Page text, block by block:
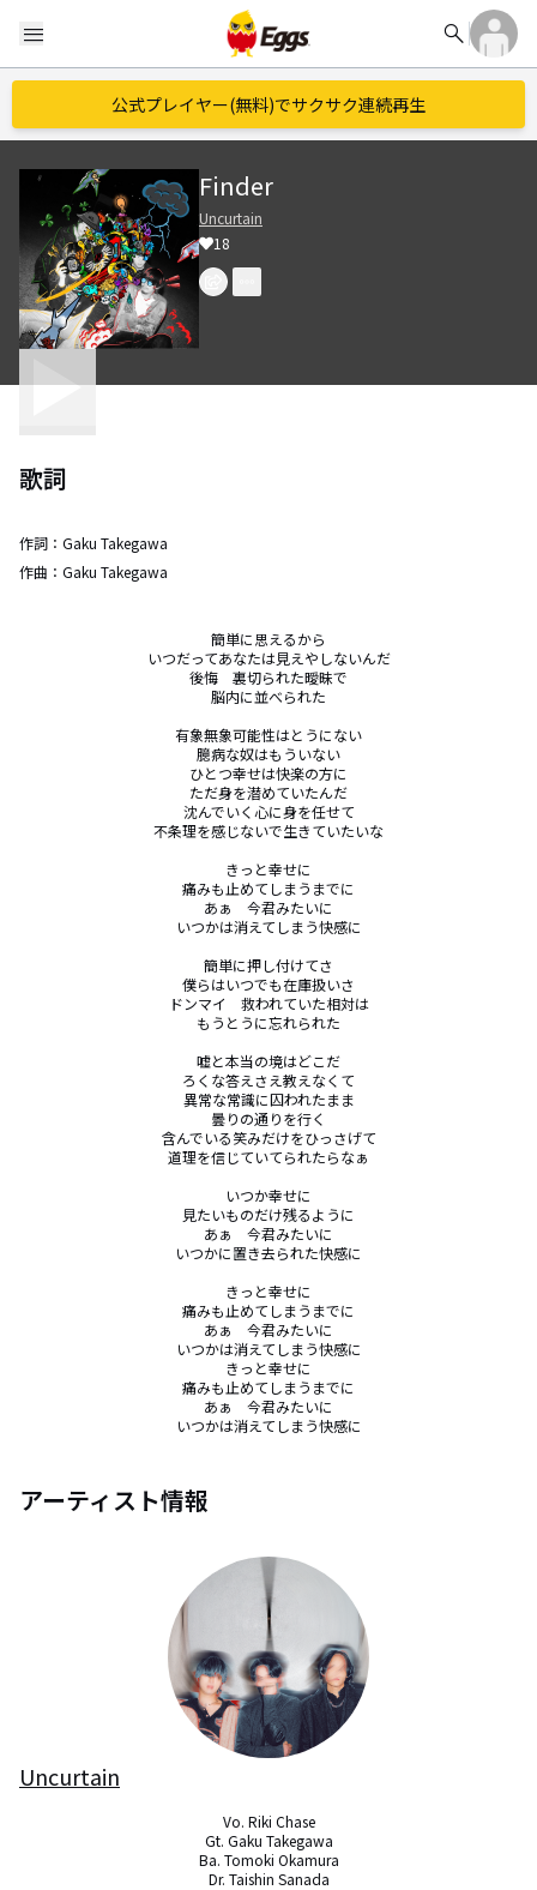
menu search
公式プレイヤー(無料)でサクサク連続再生
Finder
Uncurtain
18
歌詞
作詞： Gaku Takegawa
作曲： Gaku Takegawa
簡単に思えるから
いつだってあなたは見えやしないんだ
後悔　裏切られた曖昧で
脳内に並べられた
有象無象可能性はとうにない
臆病な奴はもういない
ひとつ幸せは快楽の方に
ただ身を潜めていたんだ
沈んでいく心に身を任せて
不条理を感じないで生きていたいな
きっと幸せに
痛みも止めてしまうまでに
あぁ　今君みたいに
いつかは消えてしまう快感に
簡単に押し付けてさ
僕らはいつでも在庫扱いさ
ドンマイ　救われていた相対は
もうとうに忘れられた
嘘と本当の境はどこだ
ろくな答えさえ教えなくて
異常な常識に囚われたまま
曇りの通りを行く
含んでいる笑みだけをひっさげて
道理を信じていてられたらなぁ
いつか幸せに
見たいものだけ残るように
あぁ　今君みたいに
いつかに置き去られた快感に
きっと幸せに
痛みも止めてしまうまでに
あぁ　今君みたいに
いつかは消えてしまう快感に
きっと幸せに
痛みも止めてしまうまでに
あぁ　今君みたいに
いつかは消えてしまう快感に
アーティスト情報
Uncurtain
Vo. Riki Chase
Gt. Gaku Takegawa
Ba. Tomoki Okamura
Dr. Taishin Sanada